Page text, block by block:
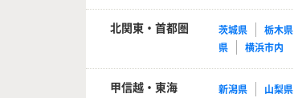
北関東・首都圏 茨城県 栃木県
県
横浜市内
甲信越・東海 新潟県 山梨県